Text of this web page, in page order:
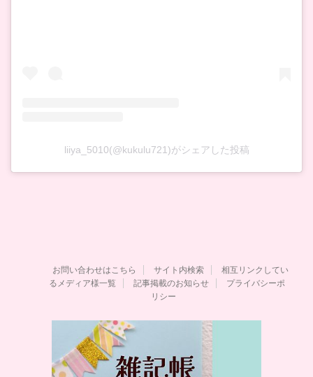
liiya_5010(@kukulu721)がシェアした投稿
お問い合わせはこちら サイト内検索
相互リンクしてい
るメディア様一覧
記事掲載のお知らせ
プライバシーポ
リシー